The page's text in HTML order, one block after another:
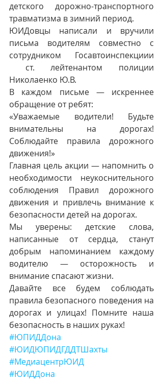
детского дорожно-транспортного
травматизма в зимний период.
ЮИДовцы написали и вручили
письма водителям совместно с
сотрудником Госавтоинспекциии
ст. лейтенантом полиции
Николаенко Ю.В.
В каждом письме — искреннее
обращение от ребят:
«Уважаемые водители! Будьте
внимательны на дорогах!
Соблюдайте правила дорожного
движения!»
Главная цель акции — напомнить о
необходимости неукоснительного
соблюдения Правил дорожного
движения и привлечь внимание к
безопасности детей на дорогах.
Мы уверены: детские слова,
написанные от сердца, станут
добрым напоминанием каждому
водителю — осторожность и
внимание спасают жизни.
Давайте все будем соблюдать
правила безопасного поведения на
дорогах и улицах! Помните наша
безопасность в наших руках!
#ЮПИДДона
#ЮИДЮПИДГДДТШахты
#МедиацентрЮИД
#ЮИДДона